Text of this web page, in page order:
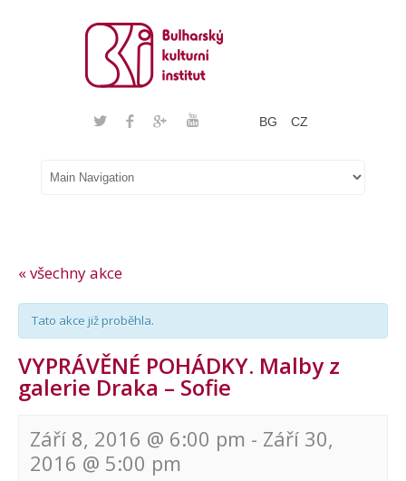
BG CZ
« všechny akce
Tato akce již proběhla.
VYPRÁVĚNÉ POHÁDKY. Malby z
galerie Draka – Sofie
Září 8, 2016 @ 6:00 pm - Září 30,
2016 @ 5:00 pm